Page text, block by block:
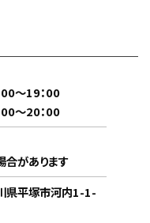
～19：00
～20：00
があります
平塚市河内1-1-